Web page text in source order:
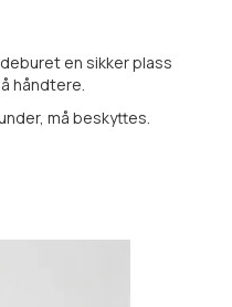
en sikker plass
håndtere.
må beskyttes.